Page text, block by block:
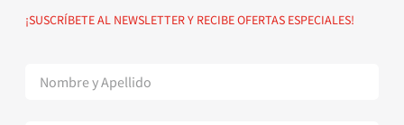
Suscribete al Newsletter
Superintendencia de Industria y Comercio
¡SUSCRÍBETE AL NEWSLETTER Y RECIBE OFERTAS ESPECIALES!